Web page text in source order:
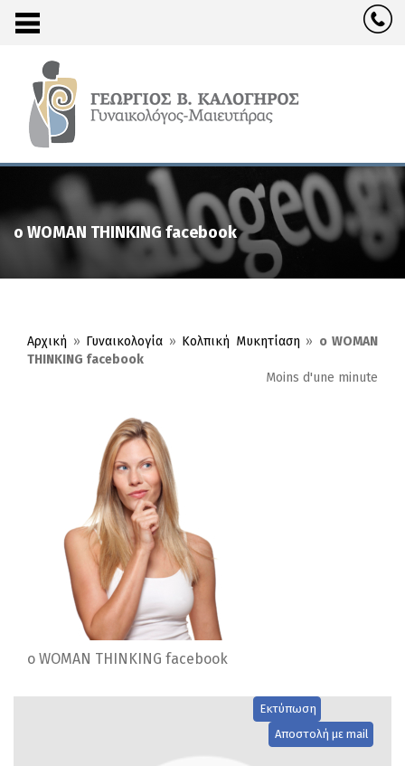
o WOMAN THINKING facebook
Αρχική » Γυναικολογία » Κολπική Μυκητίαση» o WOMAN
THINKING facebook
Moins d'une minute
o WOMAN THINKING facebook
Εκτύπωση
Αποστολή με mail